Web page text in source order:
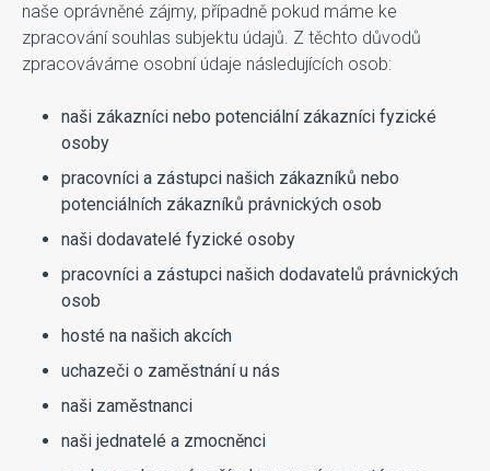
naše oprávněné zájmy, případně pokud máme ke
zpracování souhlas subjektu údajů. Z těchto důvodů
zpracováváme osobní údaje následujících osob:
naši zákazníci nebo potenciální zákazníci fyzické
osoby
pracovníci a zástupci našich zákazníků nebo
potenciálních zákazníků právnických osob
naši dodavatelé fyzické osoby
pracovníci a zástupci našich dodavatelů právnických
osob
hosté na našich akcích
uchazeči o zaměstnání u nás
naši zaměstnanci
naši jednatelé a zmocněnci